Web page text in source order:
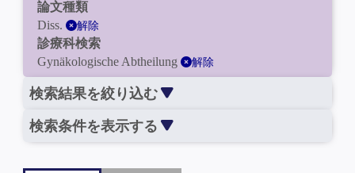
論文種類
Diss.
解除
診療科検索
Gynäkologische Abtheilung
解除
検索結果を絞り込む
検索条件を表示する